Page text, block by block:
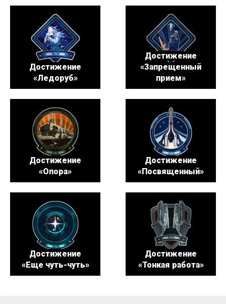
Достижение
«Ледоруб»
Достижение
«Запрещенный
прием»
Достижение
«Опора»
Достижение
«Посвященный»
Достижение
«Еще чуть-чуть»
Достижение
«Тонкая работа»